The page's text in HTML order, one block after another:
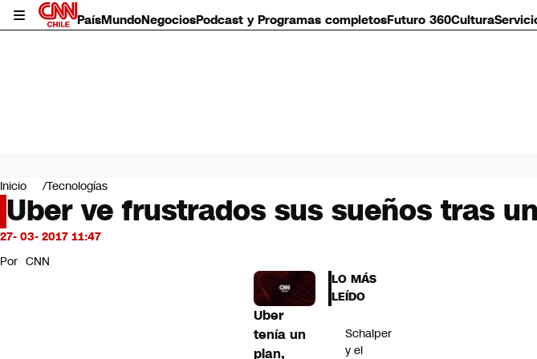
PaísMundoNegociosPodcast y Programas completosFuturo 360Cultura
Mundo
Negocios
Deportes
Programas completos
Servicios
Inicio Tecnologías
Uber ve frustrados sus sueños tras
27- 03- 2017 11:47
Por CNN
Uber
tenía un
plan,
LO MÁS
LEÍDO
Schalper
y el